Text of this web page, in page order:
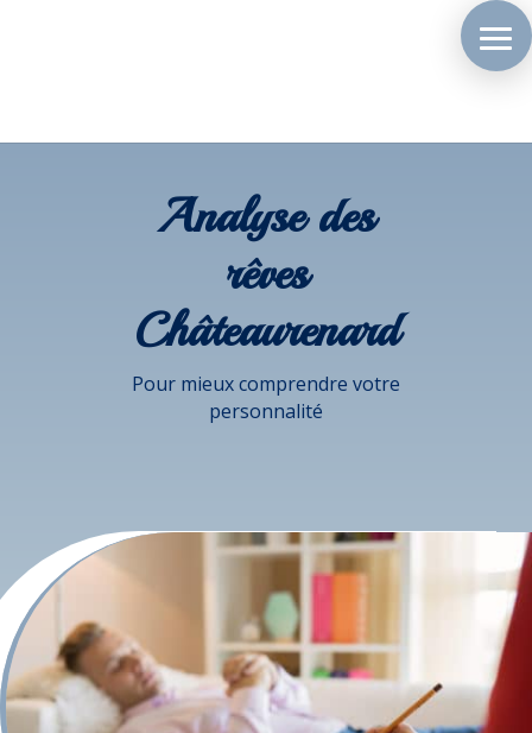
Analyse des
rêves
Châteaurenard
Pour mieux comprendre votre
personnalité